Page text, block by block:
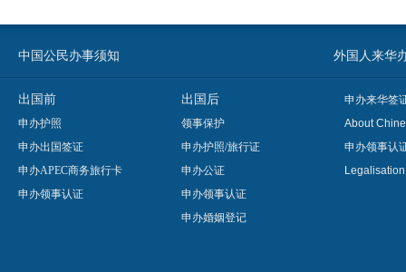
中国公民办事须知 外国人来华
出国前
申办护照
申办出国签证
申办APEC商务旅行卡
申办领事认证
出国后
领事保护
申办护照/旅行证
申办公证
申办领事认证
申办婚姻登记
申办来华签
About
申办领事认